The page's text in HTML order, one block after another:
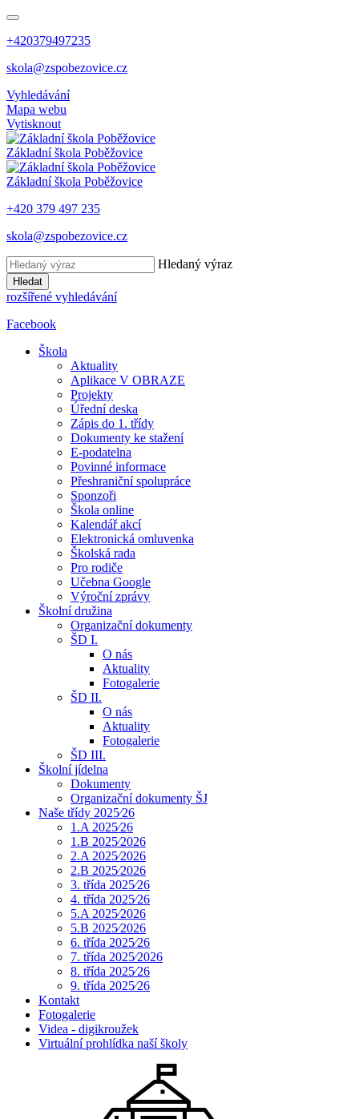
+420379497235
skola@zspobezovice.cz
Vyhledávání
Mapa webu
Vytisknout
Základní škola Poběžovice
Základní škola Poběžovice
+420 379 497 235
skola@zspobezovice.cz
Hledaný výraz
Hledat
rozšířené vyhledávání
Facebook
Škola
Aktuality
Aplikace V OBRAZE
Projekty
Úřední deska
Zápis do 1. třídy
Dokumenty ke stažení
E-podatelna
Povinné informace
Přeshraniční spolupráce
Sponzoři
Škola online
Kalendář akcí
Elektronická omluvenka
Školská rada
Pro rodiče
Učebna Google
Výroční zprávy
Školní družina
Organizační dokumenty
ŠD I.
O nás
Aktuality
Fotogalerie
ŠD II.
O nás
Aktuality
Fotogalerie
ŠD III.
Školní jídelna
Dokumenty
Organizační dokumenty ŠJ
Naše třídy 2025⁄26
1.A 2025⁄26
1.B 2025⁄2026
2.A 2025⁄2026
2.B 2025⁄2026
3. třída 2025⁄26
4. třída 2025⁄26
5.A 2025⁄2026
5.B 2025⁄2026
6. třída 2025⁄26
7. třída 2025⁄2026
8. třída 2025⁄26
9. třída 2025⁄26
Kontakt
Fotogalerie
Videa - digikroužek
Virtuální prohlídka naší školy